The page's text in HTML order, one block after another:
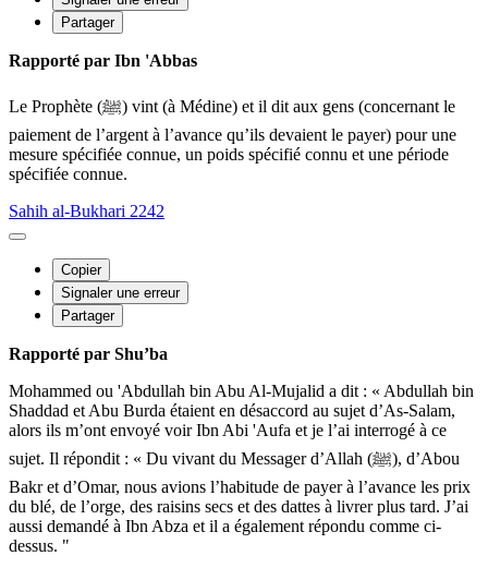
Partager
Rapporté par Ibn 'Abbas
Le Prophète (ﷺ) vint (à Médine) et il dit aux gens (concernant le
paiement de l’argent à l’avance qu’ils devaient le payer) pour une
mesure spécifiée connue, un poids spécifié connu et une période
spécifiée connue.
Sahih al-Bukhari 2242
Copier
Signaler une erreur
Partager
Rapporté par Shu’ba
Mohammed ou 'Abdullah bin Abu Al-Mujalid a dit : « Abdullah bin
Shaddad et Abu Burda étaient en désaccord au sujet d’As-Salam,
alors ils m’ont envoyé voir Ibn Abi 'Aufa et je l’ai interrogé à ce
sujet. Il répondit : « Du vivant du Messager d’Allah (ﷺ), d’Abou
Bakr et d’Omar, nous avions l’habitude de payer à l’avance les prix
du blé, de l’orge, des raisins secs et des dattes à livrer plus tard. J’ai
aussi demandé à Ibn Abza et il a également répondu comme ci-
dessus. "